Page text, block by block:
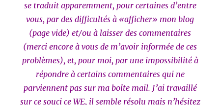
se traduit apparemment, pour certaines d’entre
vous, par des difficultés à «afficher» mon blog
(page vide) et/ou à laisser des commentaires
(merci encore à vous de m’avoir informée de ces
problèmes), et, pour moi, par une impossibilité à
répondre à certains commentaires qui ne
parviennent pas sur ma boîte mail. J’ai travaillé
sur ce souci ce WE, il semble résolu mais n’hésitez